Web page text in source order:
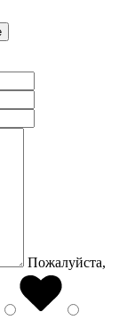
Пожалуйста,